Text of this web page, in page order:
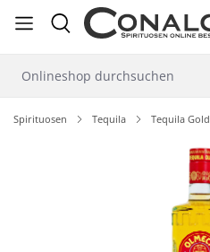
springen
Spirituosen Tequila Tequila Gold